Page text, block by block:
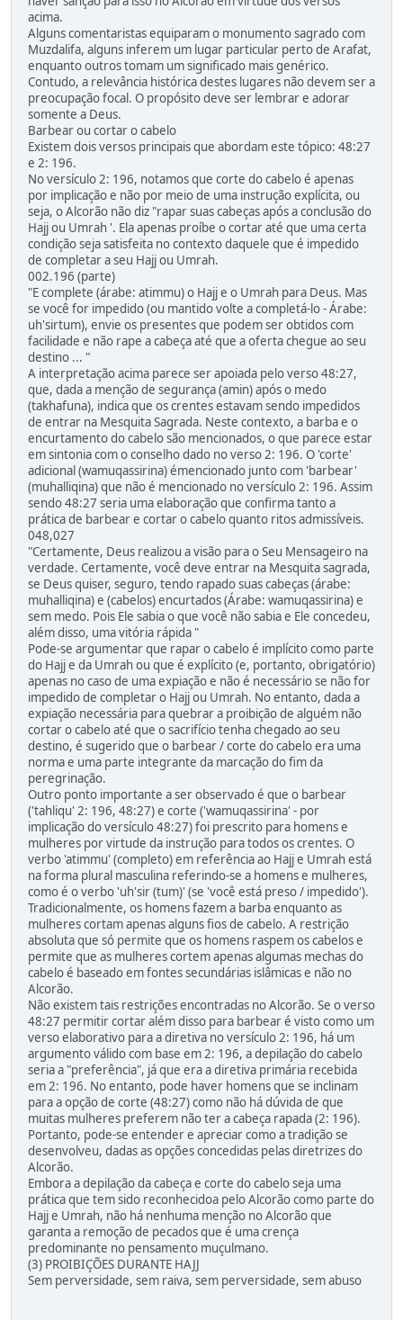
acima.
Alguns comentaristas equiparam o monumento sagrado com
Muzdalifa, alguns inferem um lugar particular perto de Arafat,
enquanto outros tomam um significado mais genérico.
Contudo, a relevância histórica destes lugares não devem ser a
preocupação focal. O propósito deve ser lembrar e adorar
somente a Deus.
Barbear ou cortar o cabelo
Existem dois versos principais que abordam este tópico: 48:27
e 2: 196.
No versículo 2: 196, notamos que corte do cabelo é apenas
por implicação e não por meio de uma instrução explícita, ou
seja, o Alcorão não diz "rapar suas cabeças após a conclusão do
Hajj ou Umrah '. Ela apenas proíbe o cortar até que uma certa
condição seja satisfeita no contexto daquele que é impedido
de completar a seu Hajj ou Umrah.
002.196 (parte)
"E complete (árabe: atimmu) o Hajj e o Umrah para Deus. Mas
se você for impedido (ou mantido volte a completá-lo - Árabe:
uh'sirtum), envie os presentes que podem ser obtidos com
facilidade e não rape a cabeça até que a oferta chegue ao seu
destino ... "
A interpretação acima parece ser apoiada pelo verso 48:27,
que, dada a menção de segurança (amin) após o medo
(takhafuna), indica que os crentes estavam sendo impedidos
de entrar na Mesquita Sagrada. Neste contexto, a barba e o
encurtamento do cabelo são mencionados, o que parece estar
em sintonia com o conselho dado no verso 2: 196. O 'corte'
adicional (wamuqassirina) émencionado junto com 'barbear'
(muhalliqina) que não é mencionado no versículo 2: 196. Assim
sendo 48:27 seria uma elaboração que confirma tanto a
prática de barbear e cortar o cabelo quanto ritos admissíveis.
048,027
"Certamente, Deus realizou a visão para o Seu Mensageiro na
verdade. Certamente, você deve entrar na Mesquita sagrada,
se Deus quiser, seguro, tendo rapado suas cabeças (árabe:
muhalliqina) e (cabelos) encurtados (Árabe: wamuqassirina) e
sem medo. Pois Ele sabia o que você não sabia e Ele concedeu,
além disso, uma vitória rápida "
Pode-se argumentar que rapar o cabelo é implícito como parte
do Hajj e da Umrah ou que é explícito (e, portanto, obrigatório)
apenas no caso de uma expiação e não é necessário se não for
impedido de completar o Hajj ou Umrah. No entanto, dada a
expiação necessária para quebrar a proibição de alguém não
cortar o cabelo até que o sacrifício tenha chegado ao seu
destino, é sugerido que o barbear / corte do cabelo era uma
norma e uma parte integrante da marcação do fim da
peregrinação.
Outro ponto importante a ser observado é que o barbear
('tahliqu' 2: 196, 48:27) e corte ('wamuqassirina' - por
implicação do versículo 48:27) foi prescrito para homens e
mulheres por virtude da instrução para todos os crentes. O
verbo 'atimmu' (completo) em referência ao Hajj e Umrah está
na forma plural masculina referindo-se a homens e mulheres,
como é o verbo 'uh'sir (tum)' (se 'você está preso / impedido').
Tradicionalmente, os homens fazem a barba enquanto as
mulheres cortam apenas alguns fios de cabelo. A restrição
absoluta que só permite que os homens raspem os cabelos e
permite que as mulheres cortem apenas algumas mechas do
cabelo é baseado em fontes secundárias islâmicas e não no
Alcorão.
Não existem tais restrições encontradas no Alcorão. Se o verso
48:27 permitir cortar além disso para barbear é visto como um
verso elaborativo para a diretiva no versículo 2: 196, há um
argumento válido com base em 2: 196, a depilação do cabelo
seria a "preferência", já que era a diretiva primária recebida
em 2: 196. No entanto, pode haver homens que se inclinam
para a opção de corte (48:27) como não há dúvida de que
muitas mulheres preferem não ter a cabeça rapada (2: 196).
Portanto, pode-se entender e apreciar como a tradição se
desenvolveu, dadas as opções concedidas pelas diretrizes do
Alcorão.
Embora a depilação da cabeça e corte do cabelo seja uma
prática que tem sido reconhecidoa pelo Alcorão como parte do
Hajj e Umrah, não há nenhuma menção no Alcorão que
garanta a remoção de pecados que é uma crença
predominante no pensamento muçulmano.
(3) PROIBIÇÕES DURANTE HAJJ
Sem perversidade, sem raiva, sem perversidade, sem abuso